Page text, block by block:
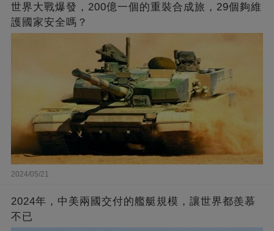
世界大戰爆發，200億一個的重裝合成旅，29個夠維
護國家安全嗎？
2024/05/21
2024年，中美兩國交付的艦艇規模，讓世界都羨慕
不已